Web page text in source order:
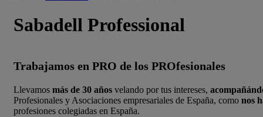
Sabadell Professional
Trabajamos en PRO de los PROfesionales
Llevamos más de 30 años velando por tus intereses,
Profesionales y Asociaciones empresariales de España, como nos
profesiones colegiadas en España.